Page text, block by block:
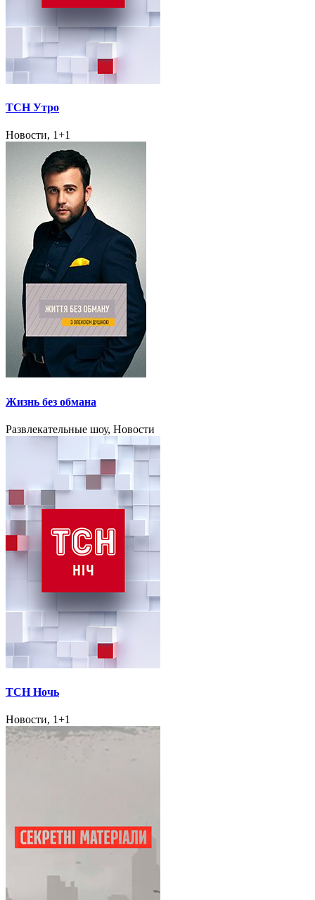
ТСН Утро
Новости, 1+1
Жизнь без обмана
Развлекательные шоу, Новости
ТСН Ночь
Новости, 1+1